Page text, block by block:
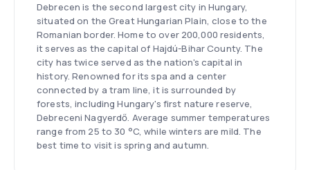
Debrecen is the second largest city in Hungary,
situated on the Great Hungarian Plain, close to the
Romanian border. Home to over 200,000 residents,
it serves as the capital of Hajdú-Bihar County. The
city has twice served as the nation's capital in
history. Renowned for its spa and a center
connected by a tram line, it is surrounded by
forests, including Hungary's first nature reserve,
Debreceni Nagyerdő. Average summer temperatures
range from 25 to 30 °C, while winters are mild. The
best time to visit is spring and autumn.